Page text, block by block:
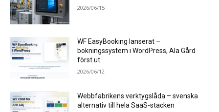
2026/06/15
WF EasyBooking lanserat –
bokningssystem i WordPress, Ala Gård
först ut
2026/06/12
Webbfabrikens verktygslåda – svenska
alternativ till hela SaaS-stacken